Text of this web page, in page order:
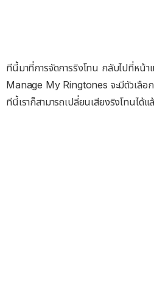
ทีนี้มาที่การจัดการริงโทน กลับไปที่หน้า
Manage My Ringtones จะมีตัวเลือก
ทีนี้เราก็สามารถเปลี่ยนเสียงริงโทนได้แ